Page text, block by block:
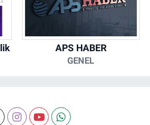
APS HABER
GENEL